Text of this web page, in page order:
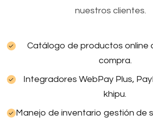
nuestros clientes.
Catálogo de productos online
compra.
Integradores WebPay Plus,
khipu.
Manejo de inventario gestión de